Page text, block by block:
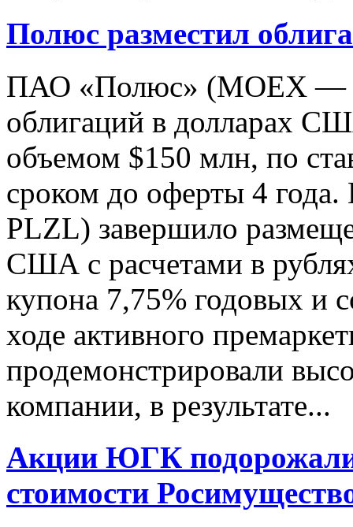
Полюс разместил
ПАО «Полюс» (MOEX —
облигаций в долларах
объемом $150 млн, по
сроком до оферты 4
PLZL) завершило
США с расчетами в
купона 7,75% годовых и
ходе активного
продемонстрировали
компании, в результате...
Акции ЮГК подорожали
стоимости